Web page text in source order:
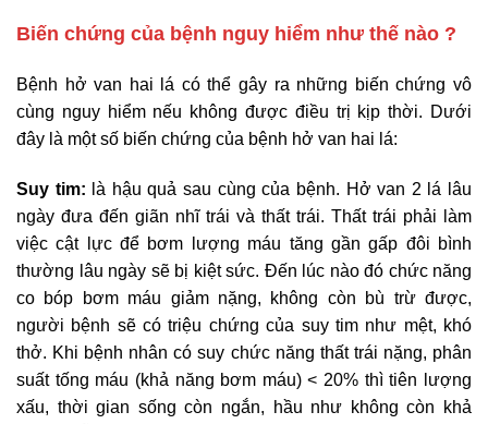
Biến chứng của bệnh nguy hiểm như thế nào ?
Bệnh hở van hai lá có thể gây ra những biến chứng vô
cùng nguy hiểm nếu không được điều trị kịp thời. Dưới
đây là một số biến chứng của bệnh hở van hai lá:
Suy tim: là hậu quả sau cùng của bệnh. Hở van 2 lá lâu
ngày đưa đến giãn nhĩ trái và thất trái. Thất trái phải làm
việc cật lực để bơm lượng máu tăng gần gấp đôi bình
thường lâu ngày sẽ bị kiệt sức. Đến lúc nào đó chức năng
co bóp bơm máu giảm nặng, không còn bù trừ được,
người bệnh sẽ có triệu chứng của suy tim như mệt, khó
thở. Khi bệnh nhân có suy chức năng thất trái nặng, phân
suất tống máu (khả năng bơm máu) < 20% thì tiên lượng
xấu, thời gian sống còn ngắn, hầu như không còn khả